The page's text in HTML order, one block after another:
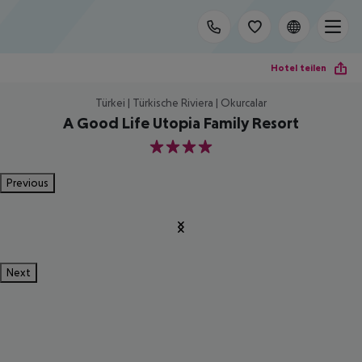
Hotel teilen
Türkei | Türkische Riviera | Okurcalar
A Good Life Utopia Family Resort
4
Previous
Next